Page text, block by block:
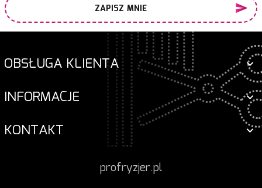
ZAPISZ MNIE
OBSŁUGA KLIENTA
INFORMACJE
KONTAKT
profryzjer.pl